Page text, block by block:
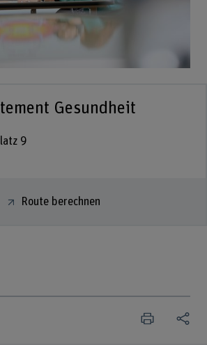
Gesundheit
9
Route berechnen